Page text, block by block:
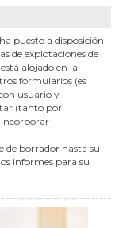
puesto a disposición
de explotaciones de
alojado en la
formularios (es
usuario y
(tanto por
de borrador hasta su
informes para su